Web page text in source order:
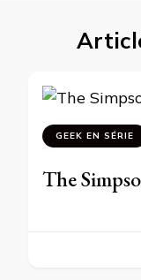
GEEK EN SÉRIE
The